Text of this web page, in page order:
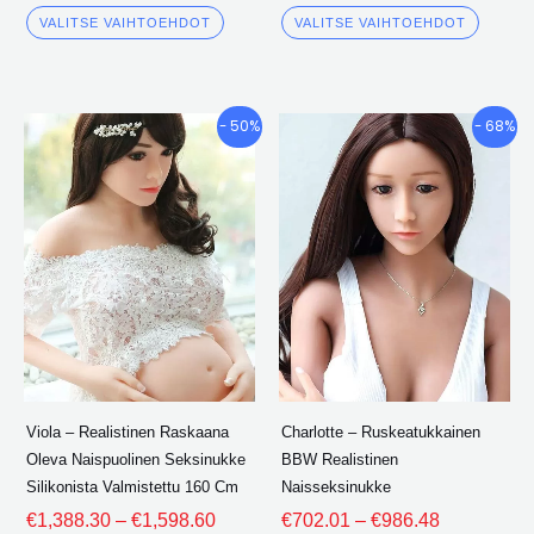
Arvioitu
4.00
ulos 5
VALITSE VAIHTOEHDOT
Arvioitu
4.00
ulos 5
VALITSE VAIHTOEHDOT
- 50%
Viola – Realistinen Raskaana
Oleva Naispuolinen Seksinukke
Silikonista Valmistettu 160 Cm
€1,388.30 – €1,598.60
Hintaluokka:
€1,388.30
kautta
€1,598.60
Tällä
tuotteella
on
useita
variantteja.
Vaihtoehdot
voidaan
valita
tuotesivulle
- 68%
Charlotte – Ruskeatukkainen
BBW Realistinen
Naisseksinukke
€702.01 – €986.48
€702.01
kautta
€986.48
Tällä
valita